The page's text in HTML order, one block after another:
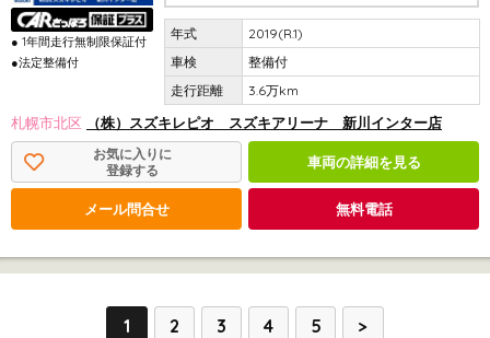
● 1年間走行無制限保証付
●法定整備付
2019(R.1)
整備付
3.6万km
札幌市北区 （株）スズキレピオ スズキアリーナ 新川インター店
お気に入りに
登録する
車両の詳細を見る
メール問合せ 無料電話
1 2 3 4 5 >